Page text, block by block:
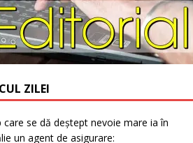
ZILEI
care se dă deștept nevoie mare ia în
un agent de asigurare: